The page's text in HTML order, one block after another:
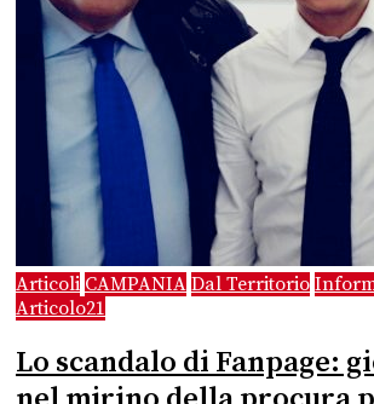
Articoli CAMPANIA Dal Territorio
Articolo21
Lo scandalo di Fanpage: